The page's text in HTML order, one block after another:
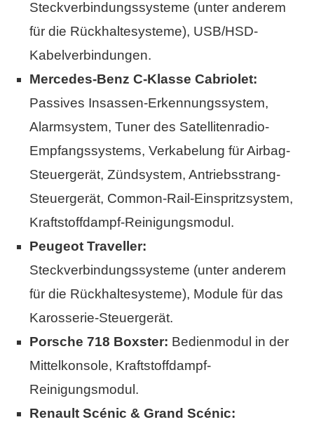
Steckverbindungssysteme (unter anderem
für die Rückhaltesysteme), USB/HSD-
Kabelverbindungen.
Mercedes-Benz C-Klasse Cabriolet:
Passives Insassen-Erkennungssystem,
Alarmsystem, Tuner des Satellitenradio-
Empfangssystems, Verkabelung für Airbag-
Steuergerät, Zündsystem, Antriebsstrang-
Steuergerät, Common-Rail-Einspritzsystem,
Kraftstoffdampf-Reinigungsmodul.
Peugeot Traveller:
Steckverbindungssysteme (unter anderem
für die Rückhaltesysteme), Module für das
Karosserie-Steuergerät.
Porsche 718 Boxster: Bedienmodul in der
Mittelkonsole, Kraftstoffdampf-
Reinigungsmodul.
Renault Scénic & Grand Scénic: